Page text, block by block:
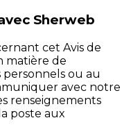
Sherweb
cet Avis de
matière de
ou au
avec notre
renseignements
poste aux